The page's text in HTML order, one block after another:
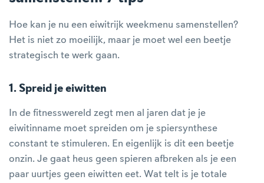
Hoe kan je nu een eiwitrijk weekmenu samenstellen?
Het is niet zo moeilijk, maar je moet wel een beetje
strategisch te werk gaan.
1. Spreid je eiwitten
In de fitnesswereld zegt men al jaren dat je je
eiwitinname moet spreiden om je spiersynthese
constant te stimuleren. En eigenlijk is dit een beetje
onzin. Je gaat heus geen spieren afbreken als je een
paar uurtjes geen eiwitten eet. Wat telt is je totale